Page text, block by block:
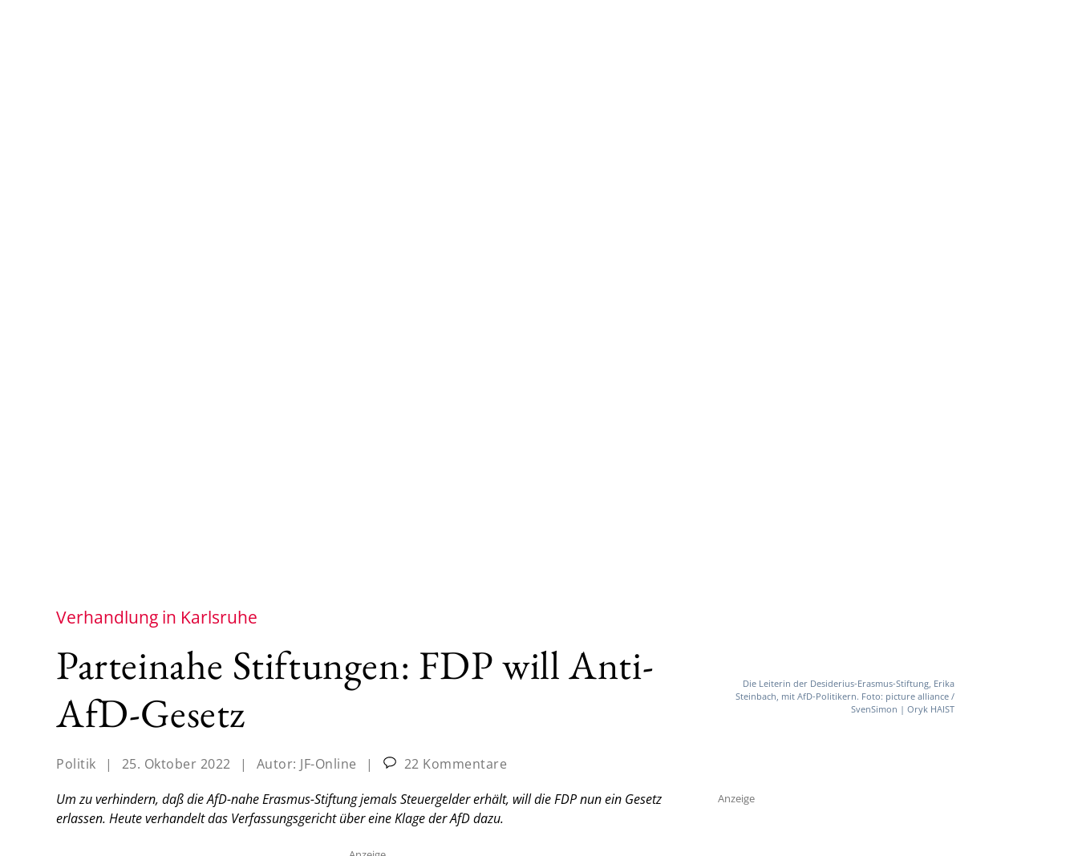
Verhandlung in Karlsruhe
Parteinahe Stiftungen: FDP will Anti-
AfD-Gesetz
Politik | 25. Oktober 2022 | Autor: JF-Online |
22 Kommentare
Um zu verhindern, daß die AfD-nahe Erasmus-Stiftung jemals Steuergelder erhält, will die FDP nun ein Gesetz
erlassen. Heute verhandelt das Verfassungsgericht über eine Klage der AfD dazu.
Die Leiterin der Desiderius-Erasmus-Stiftung, Erika
Steinbach, mit AfD-Politikern. Foto: picture alliance /
SvenSimon | Oryk HAIST
Anzeige